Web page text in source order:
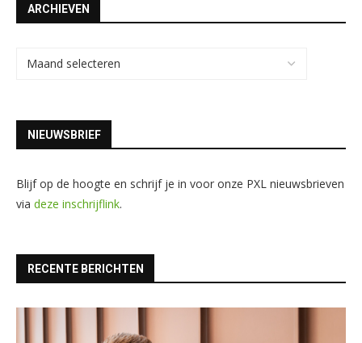
ARCHIEVEN
NIEUWSBRIEF
Blijf op de hoogte en schrijf je in voor onze PXL nieuwsbrieven
via deze inschrijflink.
RECENTE BERICHTEN